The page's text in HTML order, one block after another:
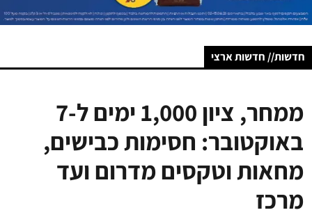
חדשות// חדשות ארצי
ממחר, ציון 1,000 ימים ל-7
באוקטובר: חסימות כבישים,
מחאות וטקסים מדרום ועד
מרכז